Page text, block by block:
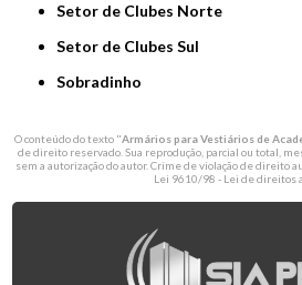
Setor de Clubes Norte
Setor de Clubes Sul
Sobradinho
O conteúdo do texto "Armários para Vestiários de
de direito reservado. Sua reprodução, parcial ou total,
sem a autorização do autor. Crime de violação de direito
Lei 9610/98 - Lei de direitos